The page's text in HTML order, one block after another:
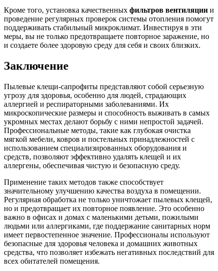
Кроме того, установка качественных фильтров вентиляции и
проведение регулярных проверок системы отопления помогут
поддерживать стабильный микроклимат. Инвестируя в эти
меры, вы не только предотвращаете повторное заражение, но
и создаете более здоровую среду для себя и своих близких.
Заключение
Пылевые клещи-сапрофиты представляют собой серьезную
угрозу для здоровья, особенно для людей, страдающих
аллергией и респираторными заболеваниями. Их
микроскопические размеры и способность выживать в самых
укромных местах делают борьбу с ними непростой задачей.
Профессиональные методы, такие как глубокая очистка
мягкой мебели, ковров и постельных принадлежностей с
использованием специализированных оборудования и
средств, позволяют эффективно удалять клещей и их
аллергены, обеспечивая чистую и безопасную среду.
Применение таких методов также способствует
значительному улучшению качества воздуха в помещении.
Регулярная обработка не только уничтожает пылевых клещей,
но и предотвращает их повторное появление. Это особенно
важно в офисах и домах с маленькими детьми, пожилыми
людьми или аллергиками, где поддержание санитарных норм
имеет первостепенное значение. Профессионалы используют
безопасные для здоровья человека и домашних животных
средства, что позволяет избежать негативных последствий для
всех обитателей помещения.